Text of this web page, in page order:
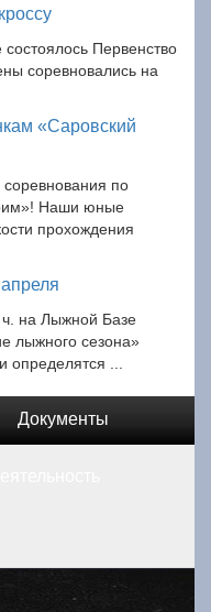
Первенство
соревновались на
«Саровский
по
Наши юные
прохождения
ч. на Лыжной Базе
лыжного сезона»
...
Документы